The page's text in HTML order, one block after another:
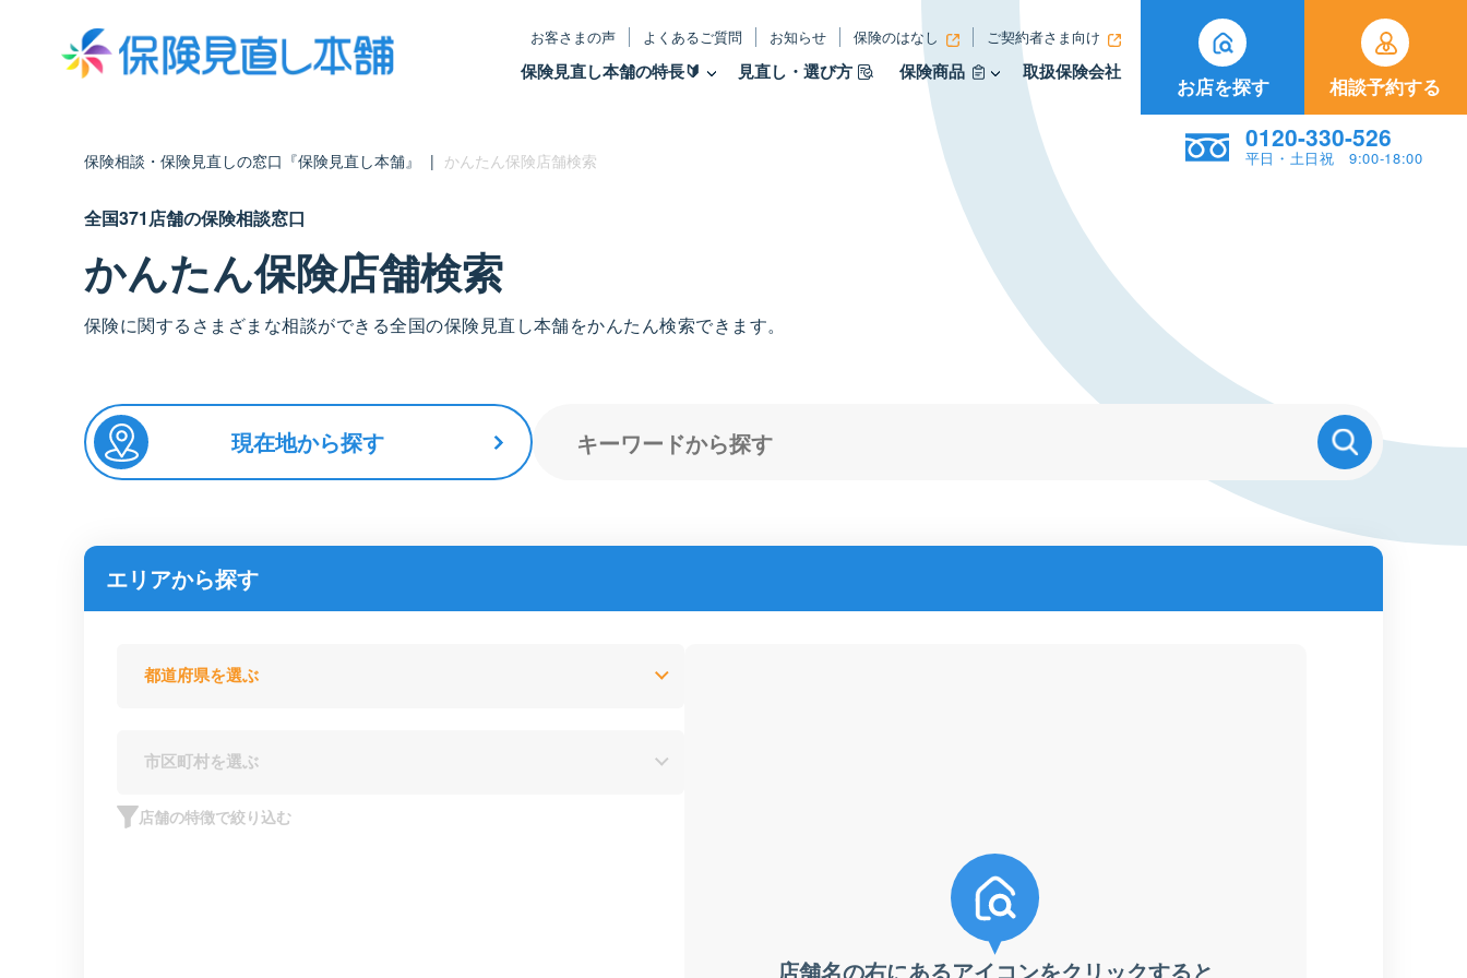
お客さまの声 よくあるご質問 お知らせ 保険のはなし ご契約者さま向け
保険見直し本舗の特長🔰 見直し・選び方 保険商品 取扱保険会社
お店を探す 相談予約する
0120-330-526
平日・土日祝 9:00-18:00
保険相談・保険見直しの窓口『保険見直し本舗』 | かんたん保険店舗検索
全国371店舗の保険相談窓口
かんたん保険店舗検索
保険に関するさまざまな相談ができる全国の保険見直し本舗をかんたん検索できます。
現在地から探す
エリアから探す
店舗の特徴で絞り込む